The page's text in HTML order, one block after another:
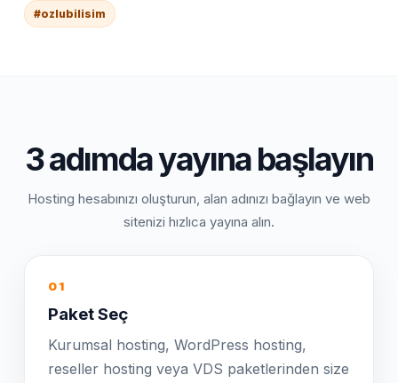
#ozlubilisim
3 adımda yayına başlayın
Hosting hesabınızı oluşturun, alan adınızı bağlayın ve web
sitenizi hızlıca yayına alın.
01
Paket Seç
Kurumsal hosting, WordPress hosting,
reseller hosting veya VDS paketlerinden size